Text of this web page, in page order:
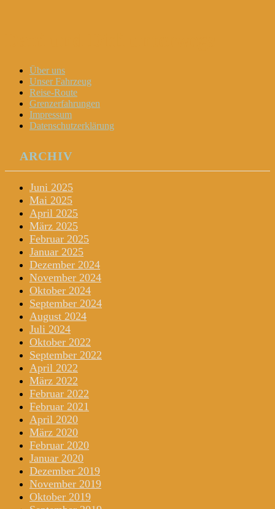
Menu
Widgets
Search
Skip
content
Über uns
Unser Fahrzeug
Reise-Route
Grenzerfahrungen
Impressum
Datenschutzerklärung
ARCHIV
Juni 2025
Mai 2025
April 2025
März 2025
Februar 2025
Januar 2025
Dezember 2024
November 2024
Oktober 2024
September 2024
August 2024
Juli 2024
Oktober 2022
September 2022
April 2022
März 2022
Februar 2022
Februar 2021
April 2020
März 2020
Februar 2020
Januar 2020
Dezember 2019
November 2019
Oktober 2019